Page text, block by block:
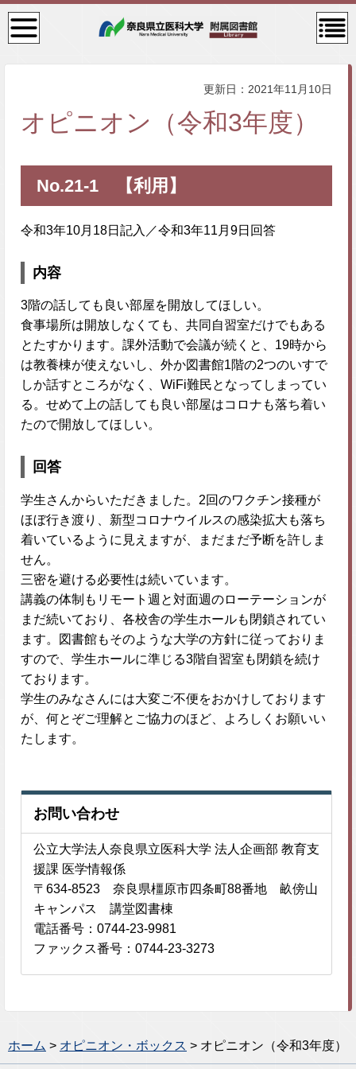
検
索・
メニ
コン
テン
ニュ
更新日：2021年11月10日
オピニオン（令和3年度）
No.21-1 【利用】
令和3年10月18日記入／令和3年11月9日回答
内容
3階の話しても良い部屋を開放してほしい。
食事場所は開放しなくても、共同自習室だけでもある
とたすかります。課外活動で会議が続くと、19時から
は教養棟が使えないし、外か図書館1階の2つのいすで
しか話すところがなく、WiFi難民となってしまってい
る。せめて上の話しても良い部屋はコロナも落ち着い
たので開放してほしい。
回答
学生さんからいただきました。2回のワクチン接種が
ほぼ行き渡り、新型コロナウイルスの感染拡大も落ち
着いているように見えますが、まだまだ予断を許しま
せん。
三密を避ける必要性は続いています。
講義の体制もリモート週と対面週のローテーションが
まだ続いており、各校舎の学生ホールも閉鎖されてい
ます。図書館もそのような大学の方針に従っておりま
すので、学生ホールに準じる3階自習室も閉鎖を続け
ております。
学生のみなさんには大変ご不便をおかけしております
が、何とぞご理解とご協力のほど、よろしくお願いい
たします。
お問い合わせ
公立大学法人奈良県立医科大学 法人企画部 教育支
援課 医学情報係
〒634-8523 奈良県橿原市四条町88番地 畝傍山
キャンパス 講堂図書棟
電話番号：0744-23-9981
ファックス番号：0744-23-3273
ホーム > オピニオン・ボックス > オピニオン（令和3年度）